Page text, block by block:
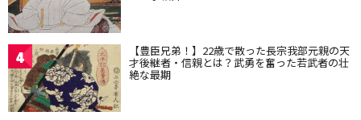
4 【豊臣兄弟！】22歳で散った長宗我部元親の天
才後継者・信親とは？武勇を奮った若武者の壮
絶な最期